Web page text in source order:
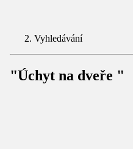
Vyhledávání
"Úchyt na dveře "